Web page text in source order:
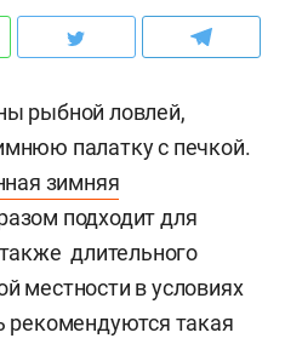
рыбной ловлей,
палатку с печкой.
зимняя
подходит для
длительного
местности в условиях
рекомендуются такая